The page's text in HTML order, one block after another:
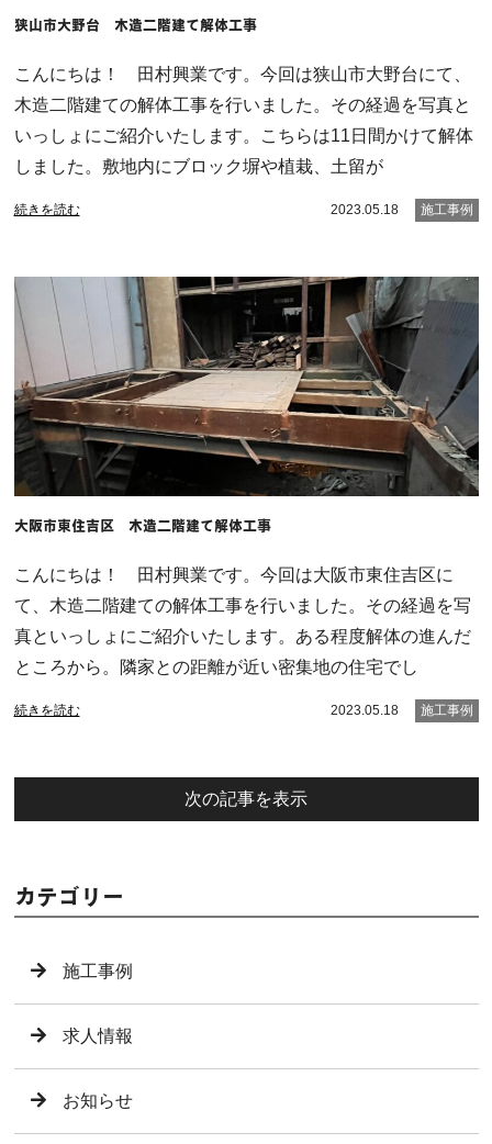
狭山市大野台 木造二階建て解体工事
こんにちは！ 田村興業です。今回は狭山市大野台にて、
木造二階建ての解体工事を行いました。その経過を写真と
いっしょにご紹介いたします。こちらは11日間かけて解体
しました。敷地内にブロック塀や植栽、土留が
続きを読む 2023.05.18 施工事例
大阪市東住吉区 木造二階建て解体工事
こんにちは！ 田村興業です。今回は大阪市東住吉区に
て、木造二階建ての解体工事を行いました。その経過を写
真といっしょにご紹介いたします。ある程度解体の進んだ
ところから。隣家との距離が近い密集地の住宅でし
続きを読む 2023.05.18 施工事例
次の記事を表示
カテゴリー
施工事例
求人情報
お知らせ